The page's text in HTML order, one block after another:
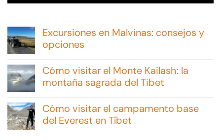
Excursiones en Malvinas: consejos y
opciones
hay
comentarios
en
Excursiones
Malvinas:
consejos
y
opciones
Cómo visitar el Monte Kailash: la
montaña sagrada del Tibet
hay
comentarios
en
Cómo
Cómo visitar el campamento base
del Everest en Tíbet